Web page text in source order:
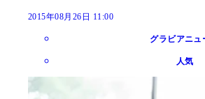
2015年08月26日 11:00
グラビアニュ
人気